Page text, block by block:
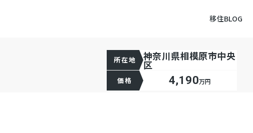
移住BLOG
所在地 神奈川県相模原市中央
区
価格 4,190万円